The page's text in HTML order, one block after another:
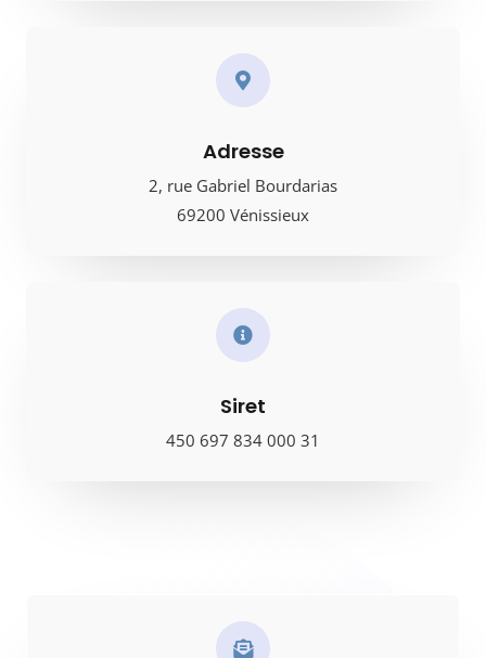
Adresse
2, rue Gabriel Bourdarias
69200 Vénissieux
Siret
450 697 834 000 31